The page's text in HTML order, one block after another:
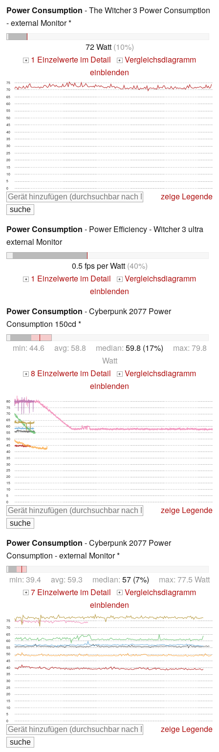
Power Consumption - The Witcher 3 Power Consumption
- external Monitor *
72 Watt(10%)
+ 1 Einzelwerte im Detail + Vergleichsdiagramm
einblenden
0
5
10
15
20
25
30
35
40
45
50
55
60
65
70
75
zeige Legende
Power Consumption - Power Efficiency - Witcher 3 ultra
external Monitor
0.5 fps per Watt(40%)
+ 1 Einzelwerte im Detail + Vergleichsdiagramm
einblenden
Power Consumption - Cyberpunk 2077 Power
Consumption 150cd *
min: 44.6 avg: 58.8 median: 59.8 (17%) max: 79.8
Watt
+ 8 Einzelwerte im Detail + Vergleichsdiagramm
einblenden
0
5
10
15
20
25
30
35
40
45
50
55
60
65
70
75
80
zeige Legende
Power Consumption - Cyberpunk 2077 Power
Consumption - external Monitor *
min: 39.4 avg: 59.3 median: 57 (7%) max: 77.5 Watt
+ 7 Einzelwerte im Detail + Vergleichsdiagramm
einblenden
0
5
10
15
20
25
30
35
40
45
50
55
60
65
70
75
zeige Legende